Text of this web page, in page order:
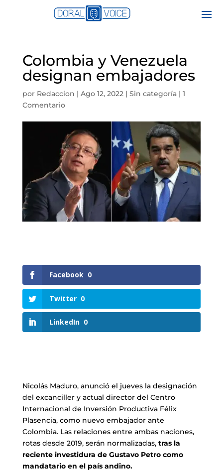
Colombia y Venezuela
designan embajadores
por Redaccion | Ago 12, 2022| Sin categoría| 1
Comentario
Facebook 0
Twitter 0
LinkedIn 0
Nicolás Maduro, anunció el jueves la designación
del excanciller y actual director del Centro
Internacional de Inversión Productiva Félix
Plasencia, como nuevo embajador ante
Colombia. Las relaciones entre ambas naciones,
rotas desde 2019, serán normalizadas, tras la
reciente investidura de Gustavo Petro como
mandatario en el país andino.